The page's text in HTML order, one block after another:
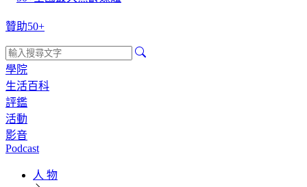
贊助50+
學院
生活百科
評鑑
活動
影音
Podcast
人 物